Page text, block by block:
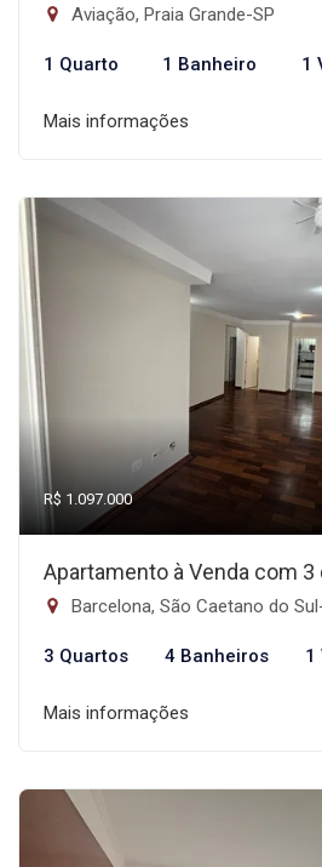
Aviação, Praia Grande-SP
1 Quarto 1 Banheiro 1
Mais informações
R$ 1.097.000
Apartamento à Venda com 3
Barcelona, São Caetano do
3 Quartos 4 Banheiros 1
Mais informações